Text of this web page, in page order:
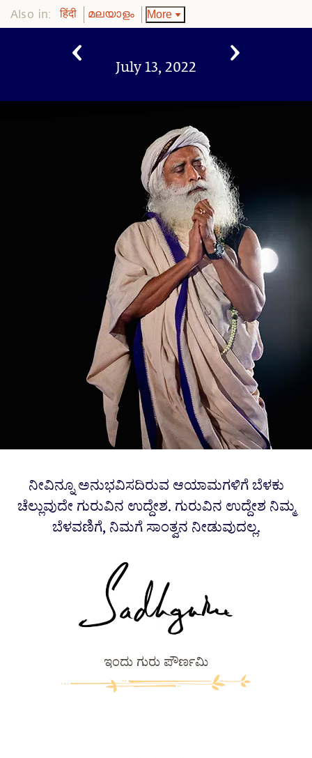
Also in: हिंदी മലയാളം More
July 13, 2022
ನೀವಿನ್ನೂ ಅನುಭವಿಸದಿರುವ ಆಯಾಮಗಳಿಗೆ ಬೆಳಕು
ಚೆಲ್ಲುವುದೇ ಗುರುವಿನ ಉದ್ದೇಶ. ಗುರುವಿನ ಉದ್ದೇಶ ನಿಮ್ಮ
ಬೆಳವಣಿಗೆ, ನಿಮಗೆ ಸಾಂತ್ವನ ನೀಡುವುದಲ್ಲ.
ಇಂದು ಗುರು ಪೌರ್ಣಮಿ